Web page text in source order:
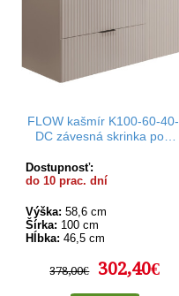
FLOW kašmír K100-60-40-
DC závesná skrinka pod
Dostupnosť:
do 10 prac. dní
Výška: 58,6 cm
Šírka: 100 cm
Hĺbka: 46,5 cm
378,00€ 302,40€